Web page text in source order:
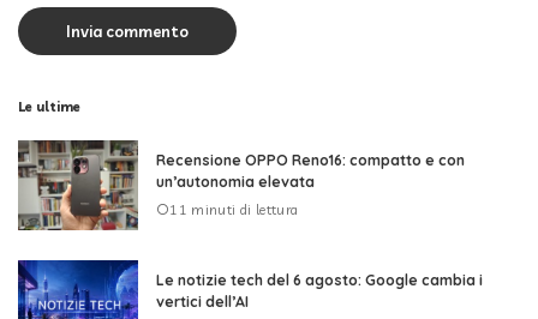
Le ultime
Recensione OPPO Reno16: compatto e con
un’autonomia elevata
11 minuti di lettura
Le notizie tech del 6 agosto: Google cambia i
vertici dell’AI